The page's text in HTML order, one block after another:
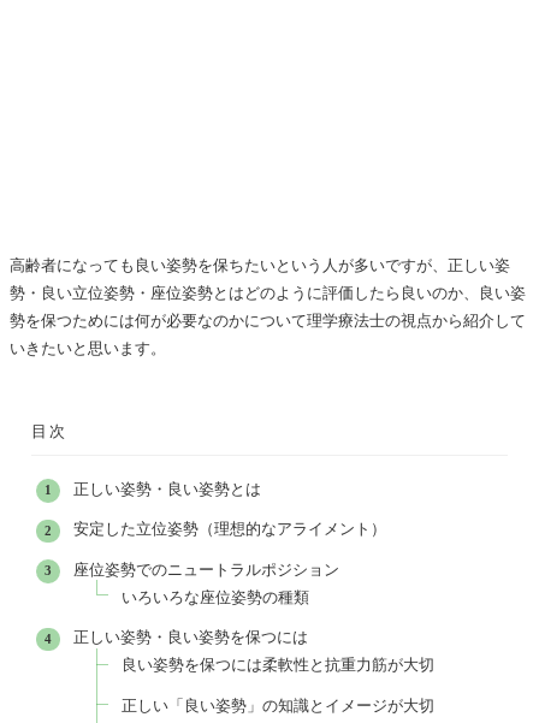
高齢者になっても良い姿勢を保ちたいという人が多いですが、正しい姿
勢・良い立位姿勢・座位姿勢とはどのように評価したら良いのか、良い姿
勢を保つためには何が必要なのかについて理学療法士の視点から紹介して
いきたいと思います。
目次
正しい姿勢・良い姿勢とは
安定した立位姿勢（理想的なアライメント）
座位姿勢でのニュートラルポジション
いろいろな座位姿勢の種類
正しい姿勢・良い姿勢を保つには
良い姿勢を保つには柔軟性と抗重力筋が大切
正しい「良い姿勢」の知識とイメージが大切